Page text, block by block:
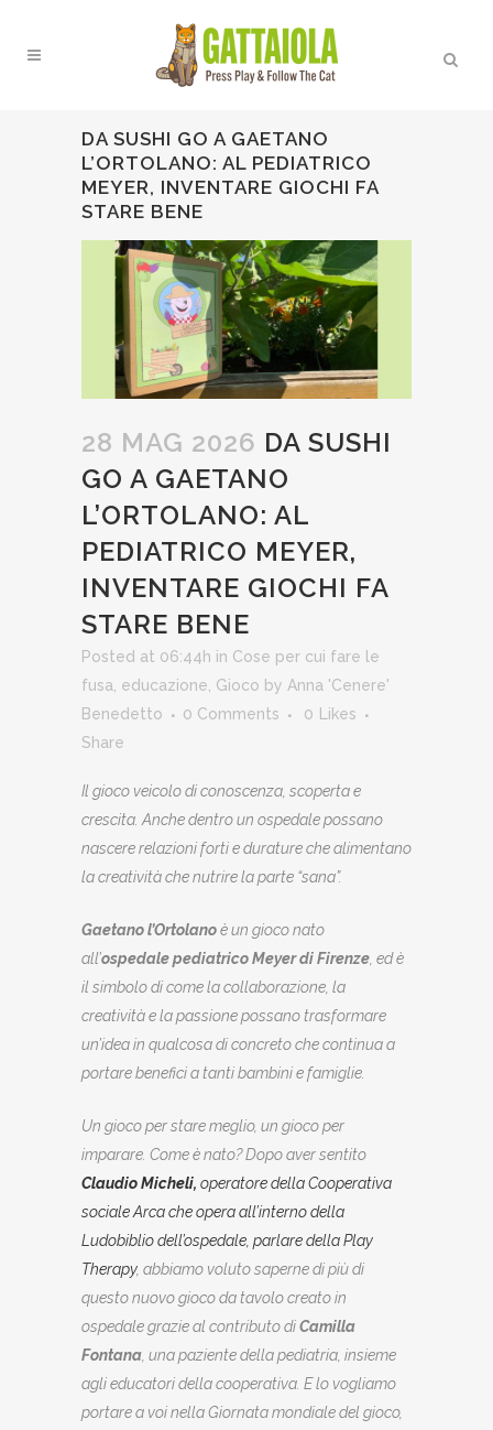
DA SUSHI GO A GAETANO
L’ORTOLANO: AL PEDIATRICO
MEYER, INVENTARE GIOCHI FA
STARE BENE
28 MAG 2026 DA SUSHI
GO A GAETANO
L’ORTOLANO: AL
PEDIATRICO MEYER,
INVENTARE GIOCHI FA
STARE BENE
Posted at 06:44h in Cose per cui fare le
fusa educazione Gioco by Anna 'Cenere'
Benedetto
0 Comments 0
Likes
Share
Il gioco veicolo di conoscenza, scoperta e
crescita. Anche dentro un ospedale possano
nascere relazioni forti e durature che alimentano
la creatività che nutrire la parte “sana”.
Gaetano l’Ortolanoè un gioco nato
all’ospedale pediatrico Meyer di Firenze , ed è
il simbolo di come la collaborazione, la
creatività e la passione possano trasformare
un’idea in qualcosa di concreto che continua a
portare benefici a tanti bambini e famiglie.
Un gioco per stare meglio, un gioco per
imparare. Come è nato? Dopo aver sentito
Claudio Micheli, operatore della Cooperativa
sociale Arca che opera all’interno della
Ludobiblio dell’ospedale, parlare della Play
Therapy, abbiamo voluto saperne di più di
questo nuovo gioco da tavolo creato in
ospedale grazie al contributo diCamilla
Fontana , una paziente della pediatria, insieme
agli educatori della cooperativa. E lo vogliamo
portare a voi nella Giornata mondiale del gioco,